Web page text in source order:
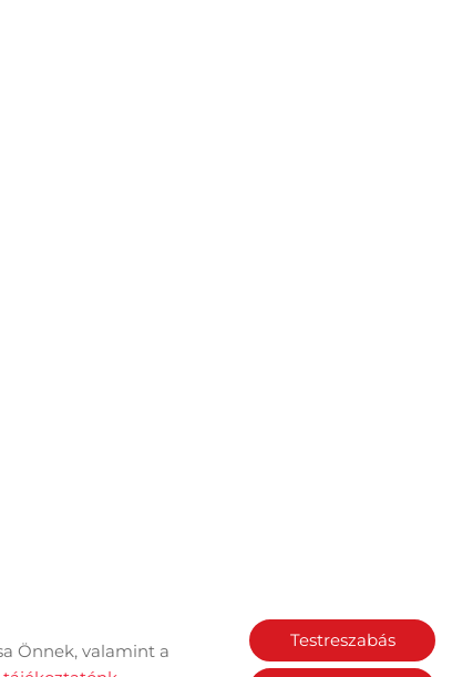
kezelése
Testreszabás
Önnek, valamint a